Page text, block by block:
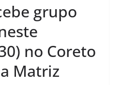
grupo
no Coreto
Matriz